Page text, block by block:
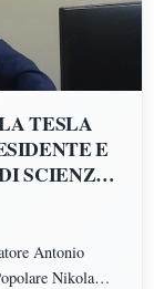
TESLA
E
SCIENZE
UMANE,
Antonio
Nikola